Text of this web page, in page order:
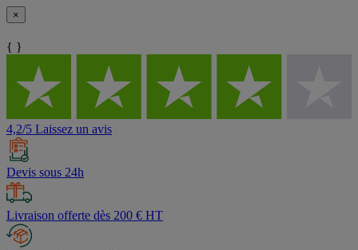
×
{ }
4,2/5 Laissez un avis
Devis sous 24h
Livraison offerte dès 200 € HT